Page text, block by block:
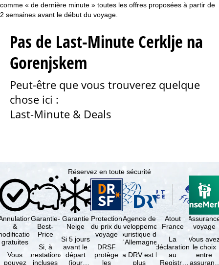
a
c
u
e
i
comme « de dernière minute » toutes les offres proposées à partir de
2 semaines avant le début du voyage.
Pas de Last-Minute Cerklje na
Gorenjskem
Peut-être que vous trouverez quelque
chose ici :
Last-Minute & Deals
Réservez en toute sécurité
&
gratuites
Vous
pouvez
Garantie-
Best-
Price
Si, à
prestations
incluses
Garantie
Neige
Si 5 jours
avant le
départ
(jour
Protection
du prix du
voyage
DRSF
protège
les
Agence de
développement
touristique de
l'Allemagne
La DRV est la
plus
Atout
France
La
déclaration
au
Registre
voyage
Vous
le choix
entre